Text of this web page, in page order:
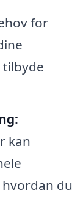
for
kan
du